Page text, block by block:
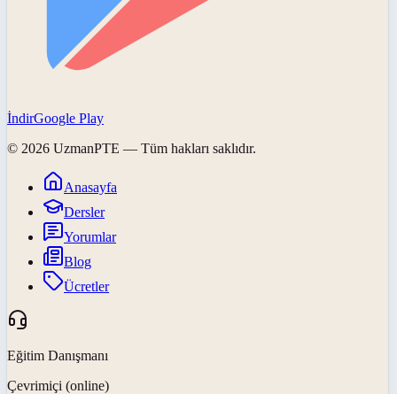
İndirGoogle Play
© 2026 UzmanPTE — Tüm hakları saklıdır.
Anasayfa
Dersler
Yorumlar
Blog
Ücretler
Eğitim Danışmanı
Çevrimiçi (online)